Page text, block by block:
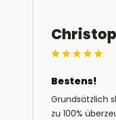
Bestens!
Grundsätzlich
zu 100%